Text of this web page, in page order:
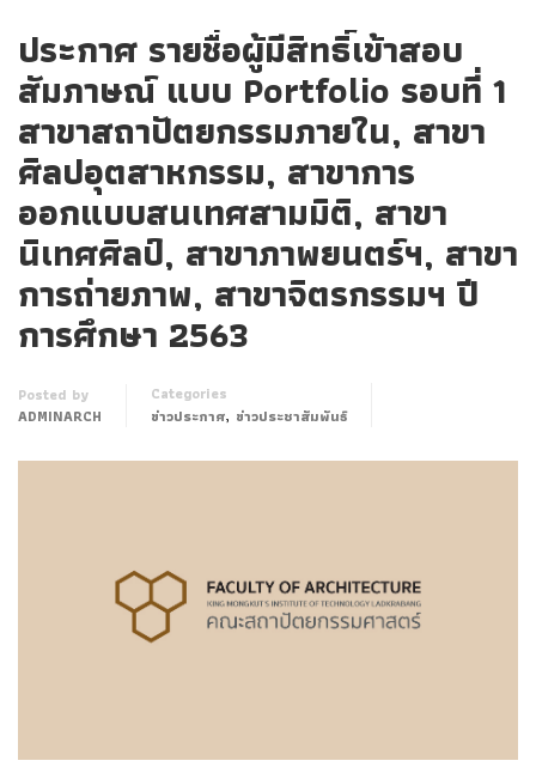
ประกาศ รายชื่อผู้มีสิทธิ์เข้าสอบ
สัมภาษณ์ แบบ Portfolio รอบที่ 1
สาขาสถาปัตยกรรมภายใน, สาขา
ศิลปอุตสาหกรรม, สาขาการ
ออกแบบสนเทศสามมิติ, สาขา
นิเทศศิลป์, สาขาภาพยนตร์ฯ, สาขา
การถ่ายภาพ, สาขาจิตรกรรมฯ ปี
การศึกษา 2563
Posted by
ADMINARCH
Categories
ข่าวประกาศ, ข่าวประชาสัมพันธ์